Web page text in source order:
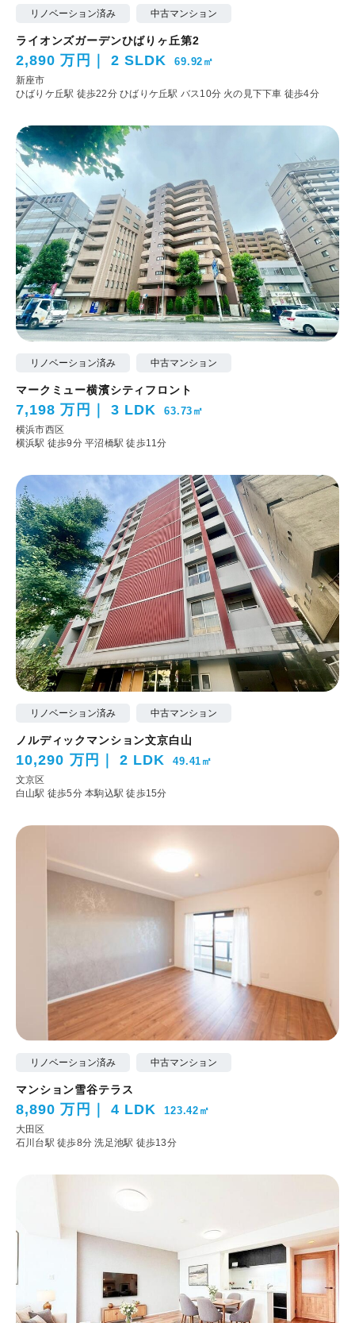
リノベーション済み 中古マンション
ライオンズガーデンひばりヶ丘第2
2,890 万円 2 SLDK 69.92㎡
新座市
ひばりケ丘駅 徒歩22分ひばりケ丘駅 バス10分 火の見下下車 徒歩4分
リノベーション済み 中古マンション
マークミュー横濱シティフロント
7,198 万円 3 LDK 63.73㎡
横浜市西区
横浜駅 徒歩9分平沼橋駅 徒歩11分
リノベーション済み 中古マンション
ノルディックマンション文京白山
10,290 万円 2 LDK 49.41㎡
文京区
白山駅 徒歩5分本駒込駅 徒歩15分
リノベーション済み 中古マンション
マンション雪谷テラス
8,890 万円 4 LDK 123.42㎡
大田区
石川台駅 徒歩8分洗足池駅 徒歩13分